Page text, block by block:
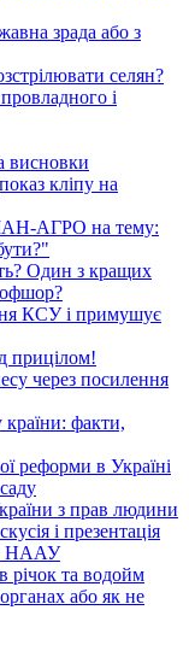
зрада або з
селян?
і
висновки
кліпу на
АГРО на тему:
Один з кращих
офшор?
КСУ і примушує
прицілом!
через посилення
факти,
реформи в Україні
з прав людини
і презентація
НААУ
річок та водойм
або як не